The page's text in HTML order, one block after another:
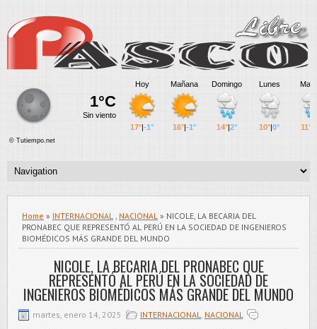
Home » INTERNACIONAL , NACIONAL » NICOLE, LA BECARIA DEL
PRONABEC QUE REPRESENTÓ AL PERÚ EN LA SOCIEDAD DE INGENIEROS
BIOMÉDICOS MÁS GRANDE DEL MUNDO
NICOLE, LA BECARIA DEL PRONABEC QUE
REPRESENTÓ AL PERÚ EN LA SOCIEDAD DE
INGENIEROS BIOMÉDICOS MÁS GRANDE DEL MUNDO
martes, enero 14, 2025 INTERNACIONAL, NACIONAL